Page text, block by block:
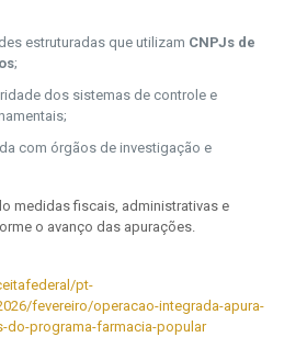
estruturadas que utilizam CNPJs de
;
dos sistemas de controle e
com órgãos de investigação e
medidas fiscais, administrativas e
o avanço das apurações.
pt-
fevereiro/operacao-integrada-apura-
do-programa-farmacia-popular